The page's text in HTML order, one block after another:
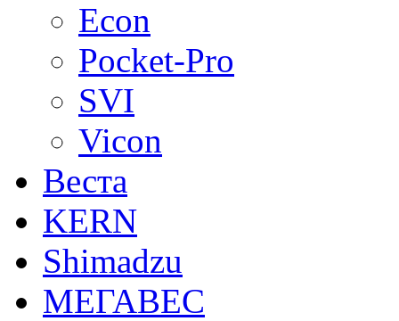
Econ
Pocket-Pro
SVI
Vicon
Веста
KERN
Shimadzu
МЕГАВЕС